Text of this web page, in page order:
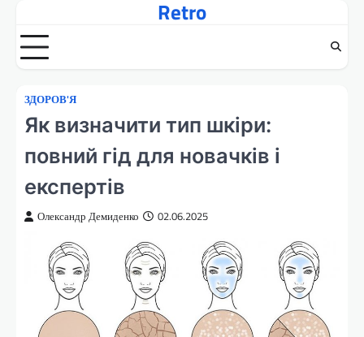
вмісту
Retro
ЗДОРОВ'Я
Як визначити тип шкіри:
повний гід для новачків і
експертів
Олександр Демиденко 02.06.2025